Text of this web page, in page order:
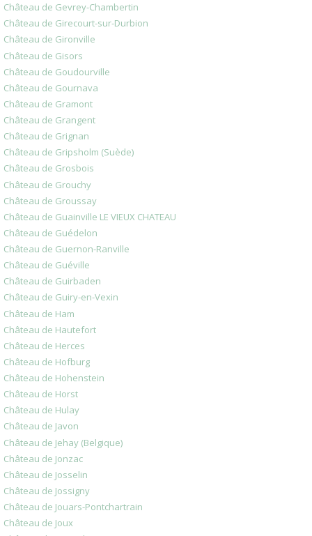
Château de Gevrey-Chambertin
Château de Girecourt-sur-Durbion
Château de Gironville
Château de Gisors
Château de Goudourville
Château de Gournava
Château de Gramont
Château de Grangent
Château de Grignan
Château de Gripsholm (Suède)
Château de Grosbois
Château de Grouchy
Château de Groussay
Château de Guainville LE VIEUX CHATEAU
Château de Guédelon
Château de Guernon-Ranville
Château de Guéville
Château de Guirbaden
Château de Guiry-en-Vexin
Château de Ham
Château de Hautefort
Château de Herces
Château de Hofburg
Château de Hohenstein
Château de Horst
Château de Hulay
Château de Javon
Château de Jehay (Belgique)
Château de Jonzac
Château de Josselin
Château de Jossigny
Château de Jouars-Pontchartrain
Château de Joux